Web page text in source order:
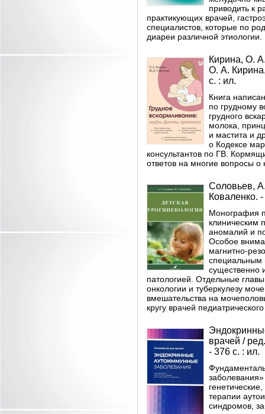
приводить к
практикующих врачей,
специалистов, которые по
диареи различной этиологии.
Кирина, О.
О. А.
с. : ил.
Книга
по грудному
грудного
молока,
и мастита и
о Кодексе
консультантов по ГВ.
ответов на многие вопросы о
Соловьев,
Коваленко.
Монография
клиническим
аномалий и
Особое
магнитно-
специальным
существенно
патологией. Отдельные
онкологии и туберкулезу
вмешательства на
кругу врачей
врачей /
- 376 с. : ил.
терапии
синдромов,